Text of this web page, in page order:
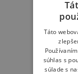
Táto
súhlas s
súlade s